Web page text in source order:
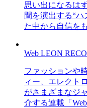
思い出になるは
間を演出する“
た中から自信を
Web LEON
ファッションや
ィー、エレクト
がさまざまなジ
介する連載「